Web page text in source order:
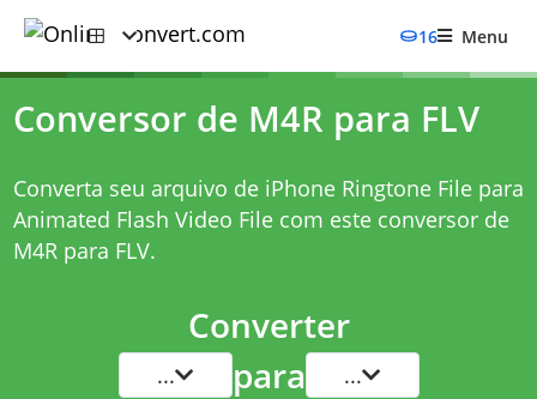
16 Menu
Conversor de M4R para FLV
Converta seu arquivo de iPhone Ringtone File para
Animated Flash Video File com este conversor de
M4R para FLV.
Converter
... para ...